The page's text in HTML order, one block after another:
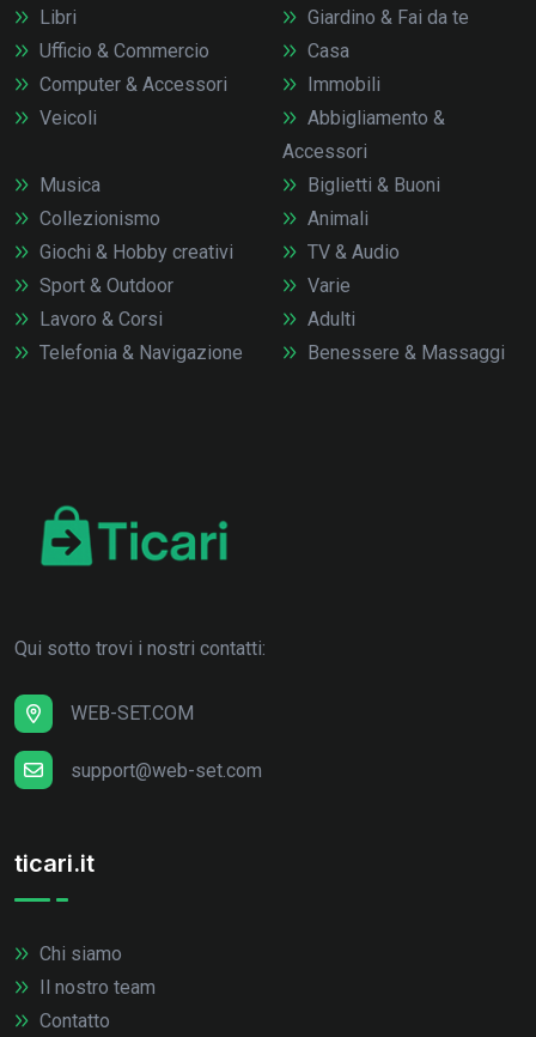
Libri
Ufficio & Commercio
Computer & Accessori
Veicoli
Giardino & Fai da te
Casa
Immobili
Abbigliamento &
Accessori
Musica
Collezionismo
Giochi & Hobby creativi
Sport & Outdoor
Lavoro & Corsi
Telefonia & Navigazione
Biglietti & Buoni
Animali
TV & Audio
Varie
Adulti
Benessere & Massaggi
Qui sotto trovi i nostri contatti:
WEB-SET.COM
support@web-set.com
ticari.it
Chi siamo
Il nostro team
Contatto